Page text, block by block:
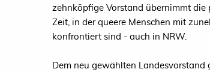
zehnköpfige Vorstand übernimmt
Zeit, in der queere Menschen mit
konfrontiert sind - auch in NRW.
Dem neu gewählten Landesvorstand